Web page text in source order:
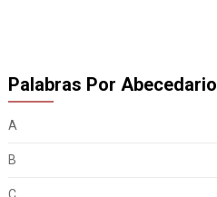
Palabras Por Abecedario
A
B